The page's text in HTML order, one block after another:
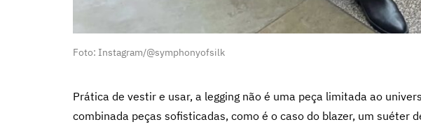
Foto: Instagram/@symphonyofsilk
Prática de vestir e usar, a legging não é uma peça limitada ao
combinada peças sofisticadas, como é o caso do blazer, um suéter